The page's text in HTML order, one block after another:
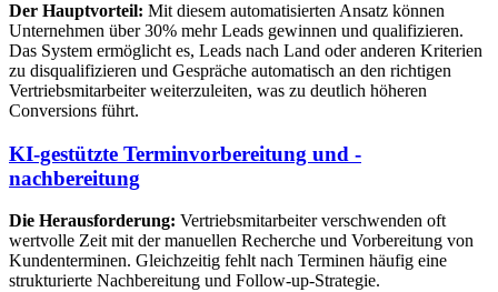
Der Hauptvorteil: Mit diesem automatisierten Ansatz können
Unternehmen über 30% mehr Leads gewinnen und qualifizieren.
Das System ermöglicht es, Leads nach Land oder anderen Kriterien
zu disqualifizieren und Gespräche automatisch an den richtigen
Vertriebsmitarbeiter weiterzuleiten, was zu deutlich höheren
Conversions führt.
KI-gestützte Terminvorbereitung und -
nachbereitung
Die Herausforderung: Vertriebsmitarbeiter verschwenden oft
wertvolle Zeit mit der manuellen Recherche und Vorbereitung von
Kundenterminen. Gleichzeitig fehlt nach Terminen häufig eine
strukturierte Nachbereitung und Follow-up-Strategie.